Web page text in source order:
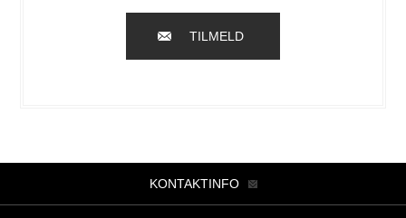
TILMELD
KONTAKTINFO